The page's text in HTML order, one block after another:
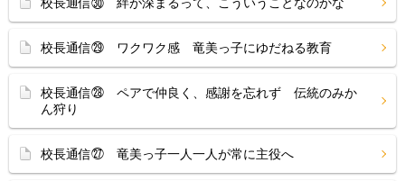
校長通信㉙ ワクワク感 竜美っ子にゆだねる教育
校長通信㉘ ペアで仲良く、感謝を忘れず 伝統のみか
ん狩り
校長通信㉗ 竜美っ子一人一人が常に主役へ